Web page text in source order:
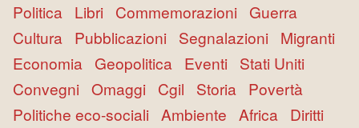
Politica Libri Commemorazioni Guerra
Cultura Pubblicazioni Segnalazioni Migranti
Economia Geopolitica Eventi Stati Uniti
Convegni Omaggi Cgil Storia Povertà
Politiche eco-sociali Ambiente Africa Diritti